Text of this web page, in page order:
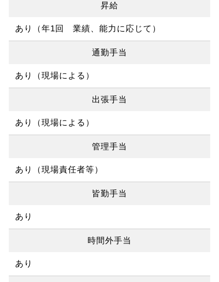
昇給
あり（年1回 業績、能力に応じて）
通勤手当
あり（現場による）
出張手当
あり（現場による）
管理手当
あり（現場責任者等）
皆勤手当
あり
時間外手当
あり